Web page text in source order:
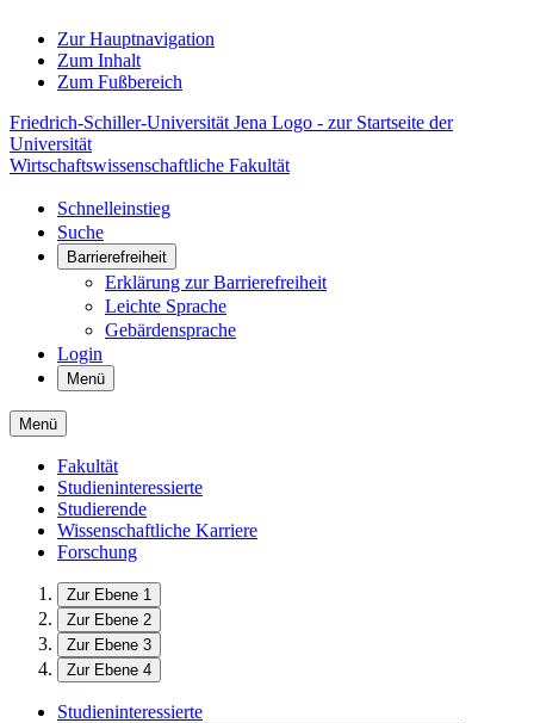
Zur Hauptnavigation
Zum Inhalt
Zum Fußbereich
Friedrich-Schiller-Universität Jena Logo - zur Startseite der
Universität
Wirtschaftswissenschaftliche Fakultät
Schnelleinstieg
Suche
Barrierefreiheit
Erklärung zur Barrierefreiheit
Leichte Sprache
Gebärdensprache
Login
Menü
Menü
Fakultät
Studieninteressierte
Studierende
Wissenschaftliche Karriere
Forschung
Zur Ebene 1
Zur Ebene 2
Zur Ebene 3
Zur Ebene 4
Studieninteressierte